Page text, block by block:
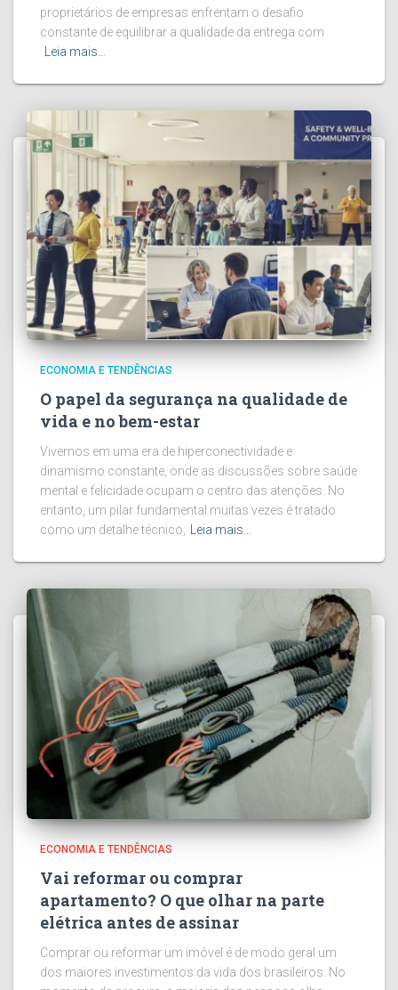
proprietários de empresas enfrentam o desafio
constante de equilibrar a qualidade da entrega com
Leia mais…
ECONOMIA E TENDÊNCIAS
O papel da segurança na qualidade de
vida e no bem-estar
Vivemos em uma era de hiperconectividade e
dinamismo constante, onde as discussões sobre saúde
mental e felicidade ocupam o centro das atenções. No
entanto, um pilar fundamental muitas vezes é tratado
como um detalhe técnico, Leia mais…
ECONOMIA E TENDÊNCIAS
Vai reformar ou comprar
apartamento? O que olhar na parte
elétrica antes de assinar
Comprar ou reformar um imóvel é de modo geral um
dos maiores investimentos da vida dos brasileiros. No